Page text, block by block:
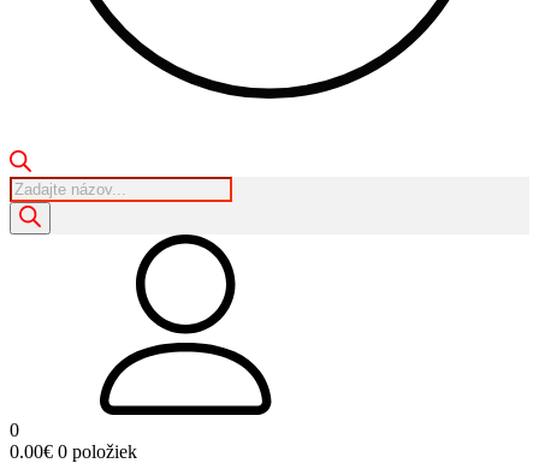
Products
search
0
0.00€ 0 položiek